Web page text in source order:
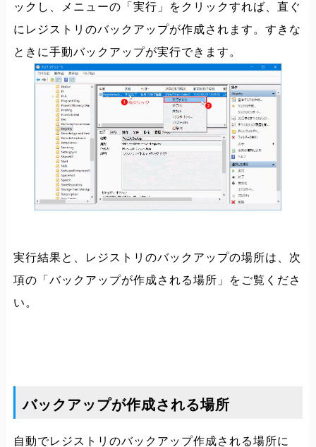
ックし、メニューの「実行」をクリックすれば、直ぐ
にレジストリのバックアップが作成されます。すきな
ときに手動バックアップが実行できます。
実行結果と、レジストリのバックアップの場所は、次
項の「バックアップが作成される場所」をご覧くださ
い。
バックアップが作成される場所
自動でレジストリのバックアップ作成される場所に